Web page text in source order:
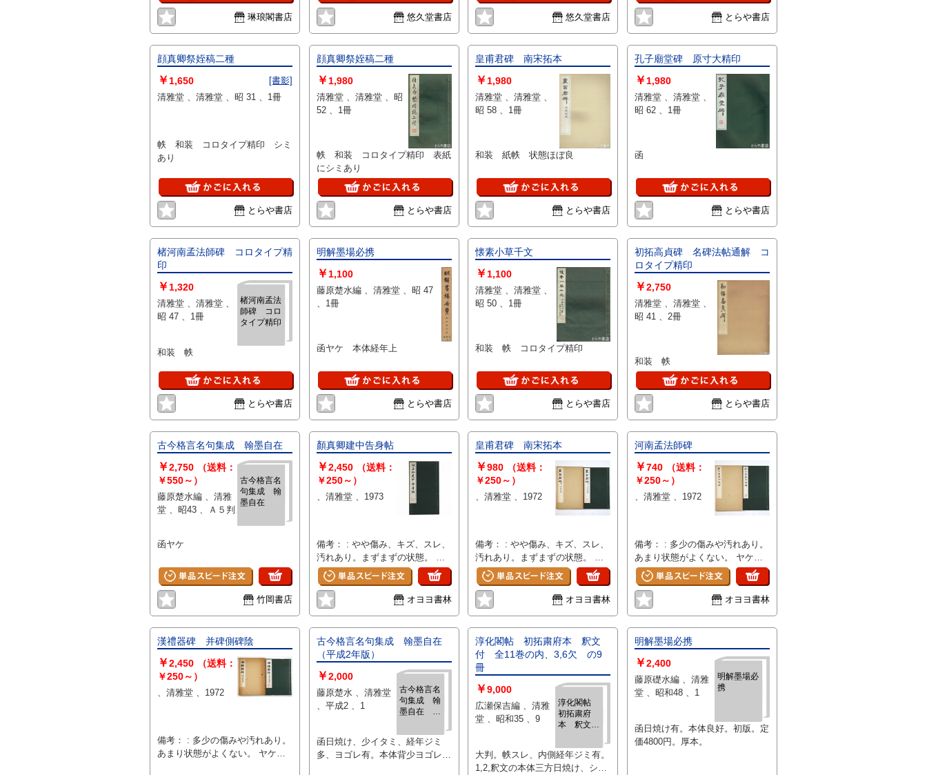
琳琅閣書店 悠久堂書店 悠久堂書店 とらや書店
顔真卿祭姪稿二種
[書影]
￥ 1,650
清雅堂 、清雅堂 、昭 31 、1冊
帙 和装 コロタイプ精印 シミ
あり
とらや書店
顔真卿祭姪稿二種
￥ 1,980
清雅堂 、清雅堂 、昭
52 、1冊
帙 和装 コロタイプ精印 表紙
にシミあり
とらや書店
皇甫君碑 南宋拓本
￥ 1,980
清雅堂 、清雅堂 、
昭 58 、1冊
和装 紙帙 状態ほぼ良
とらや書店
孔子廟堂碑 原寸大精印
￥ 1,980
清雅堂 、清雅堂 、
昭 62 、1冊
函
とらや書店
楮河南孟法師碑 コロタイプ精
印
楮河南孟法
師碑 コロ
タイプ精印
￥ 1,320
清雅堂 、清雅堂 、
昭 47 、1冊
和装 帙
とらや書店
明解墨場必携
￥ 1,100
藤原楚水編 、清雅堂 、昭 47
、1冊
函ヤケ 本体経年上
とらや書店
懐素小草千文
￥ 1,100
清雅堂 、清雅堂 、
昭 50 、1冊
和装 帙 コロタイプ精印
とらや書店
初拓高貞碑 名碑法帖通解 コ
ロタイプ精印
￥2,750
清雅堂 、清雅堂 、
昭 41 、2冊
和装 帙
とらや書店
古今格言名句集成 翰墨自在
古今格言名
句集成 翰
墨自在
￥2,750
（送料：
￥550～）
藤原楚水編 、清雅
堂 、昭43 、Ａ５判
函ヤケ
竹岡書店
顏真卿建中告身帖
￥2,450
（送料：
￥250～）
、清雅堂 、1973
備考： : やや傷み、キズ、スレ、
汚れあり。まずまずの状態。 ヤ
ケ、シミあり。 サイズ:
325mm
オヨヨ書林
皇甫君碑 南宋拓本
￥980
（送料：
￥250～）
、清雅堂 、1972
備考： : やや傷み、キズ、スレ、
汚れあり。まずまずの状態。 ヤ
ケ、シミ、記名あり。 サイズ:
320mm
オヨヨ書林
河南孟法師碑
￥740
（送料：
￥250～）
、清雅堂 、1972
備考： : 多少の傷みや汚れあり。
あまり状態がよくない。 ヤケ、
シミ、墨汚れ、書き込みあり。
サイズ: 325mm
オヨヨ書林
漢禮器碑 并碑側碑陰
￥2,450
（送料：
￥250～）
、清雅堂 、1972
備考： : 多少の傷みや汚れあり。
あまり状態がよくない。 ヤケ、
古今格言名句集成 翰墨自在
（平成2年版）
古今格言名
句集成 翰
墨自在
版）
￥2,000
藤原楚水 、清雅堂
、平成2 、1
函日焼け、少イタミ、経年ジミ
多、ヨゴレ有。本体背少ヨゴレ
淳化閣帖 初拓粛府本 釈文
付 全11巻の内、3,6欠 の9
冊
淳化閣帖
初拓粛府
本 釈文
の内、3,6
欠 の9冊
￥9,000
広瀬保吉編 、清雅
堂 、昭和35 、9
大判。帙スレ、内側経年ジミ有。
1,2,釈文の本体三方日焼け、シミ
明解墨場必携
明解墨場必
携
￥2,400
藤原礎水編 、清雅
堂 、昭和48 、1
函日焼け有。本体良好。初版。定
価4800円。厚本。